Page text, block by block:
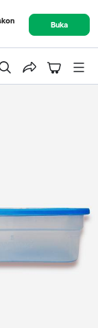
Buka